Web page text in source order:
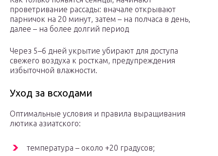
проветривание рассады: вначале открывают
парничок на 20 минут, затем – на полчаса в день,
далее – на более долгий период
Через 5–6 дней укрытие убирают для доступа
свежего воздуха к росткам, предупреждения
избыточной влажности.
Уход за всходами
Оптимальные условия и правила выращивания
лютика азиатского:
температура – около +20 градусов;